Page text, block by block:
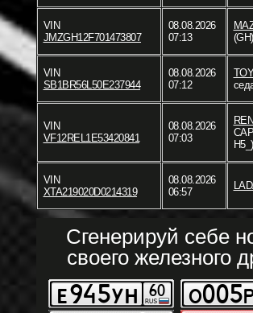
VIN
JMZGH12F701473807
08.08.2026
07:13
(GH)
VIN
SB1BR56L50E237944
08.08.2026
07:12
VIN
VF12REL1E53420841
08.08.2026
07:03
H5_)
VIN
XTA219020D0214319
08.08.2026
06:57
Сгенерируй себе
своего железного